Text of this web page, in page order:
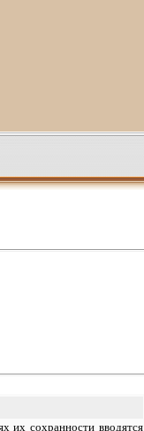
их сохранности вводятся